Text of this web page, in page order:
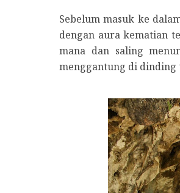
Sebelum masuk ke
dengan aura kematian
mana dan saling
menggantung di dinding